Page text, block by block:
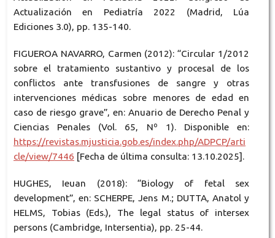
Actualización en Pediatría 2022 (Madrid, Lúa
Ediciones 3.0), pp. 135-140.
FIGUEROA NAVARRO, Carmen (2012): “Circular 1/2012
sobre el tratamiento sustantivo y procesal de los
conflictos ante transfusiones de sangre y otras
intervenciones médicas sobre menores de edad en
caso de riesgo grave”, en: Anuario de Derecho Penal y
Ciencias Penales (Vol. 65, Nº 1). Disponible en:
https://revistas.mjusticia.gob.es/index.php/ADPCP/arti
cle/view/7446 [Fecha de última consulta: 13.10.2025].
HUGHES, Ieuan (2018): “Biology of fetal sex
development”, en: SCHERPE, Jens M.; DUTTA, Anatol y
HELMS, Tobias (Eds.), The legal status of intersex
persons (Cambridge, Intersentia), pp. 25-44.